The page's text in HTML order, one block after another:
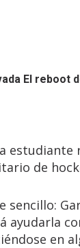
El reboot
estudiante
de
en